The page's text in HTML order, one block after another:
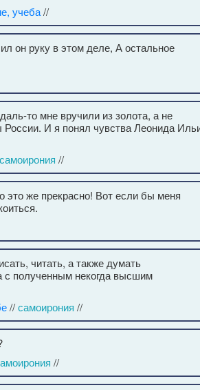
учеба//
он руку в этом деле, А остальное
то мне вручили из золота, а не
И я понял чувства Леонида
самоирония //
это же прекрасно! Вот если бы меня
читать, а также думать
с полученным некогда высшим
//самоирония //
//